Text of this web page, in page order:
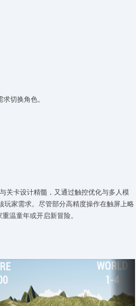
切换角色。
关卡设计精髓，又通过触控优化与多人模
家需求。尽管部分高精度操作在触屏上略
温童年或开启新冒险。